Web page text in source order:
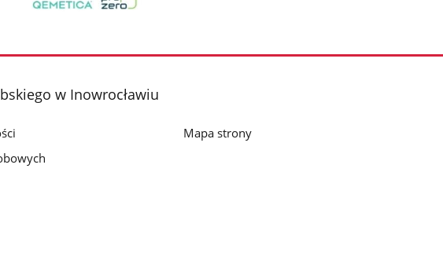
w Inowrocławiu
Mapa strony